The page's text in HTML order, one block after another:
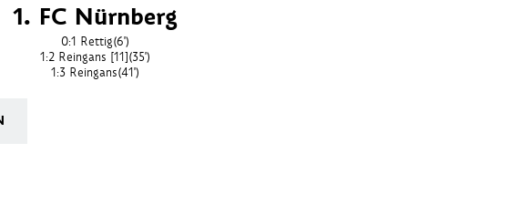
1. FC Nürnberg
0:1 Rettig(6')
1:2 Reingans [11](35')
1:3 Reingans(41')